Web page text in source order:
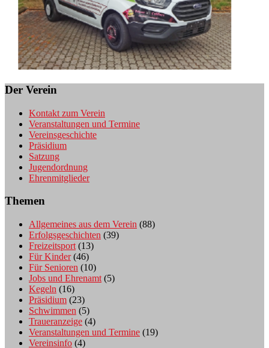
Der Verein
Kontakt zum Verein
Veranstaltungen und Termine
Vereinsgeschichte
Präsidium
Satzung
Jugendordnung
Ehrenmitglieder
Themen
Allgemeines aus dem Verein (88)
Erfolgsgeschichten (39)
Freizeitsport (13)
Für Kinder(46)
Für Senioren (10)
Jobs und Ehrenamt (5)
Kegeln (16)
Präsidium (23)
Schwimmen (5)
Traueranzeige (4)
Veranstaltungen und Termine (19)
Vereinsinfo (4)